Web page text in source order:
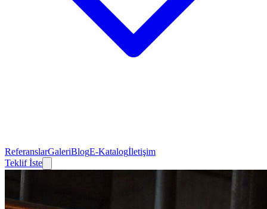
ReferanslarGaleriBlogE-Katalogİletişim
Teklif İste